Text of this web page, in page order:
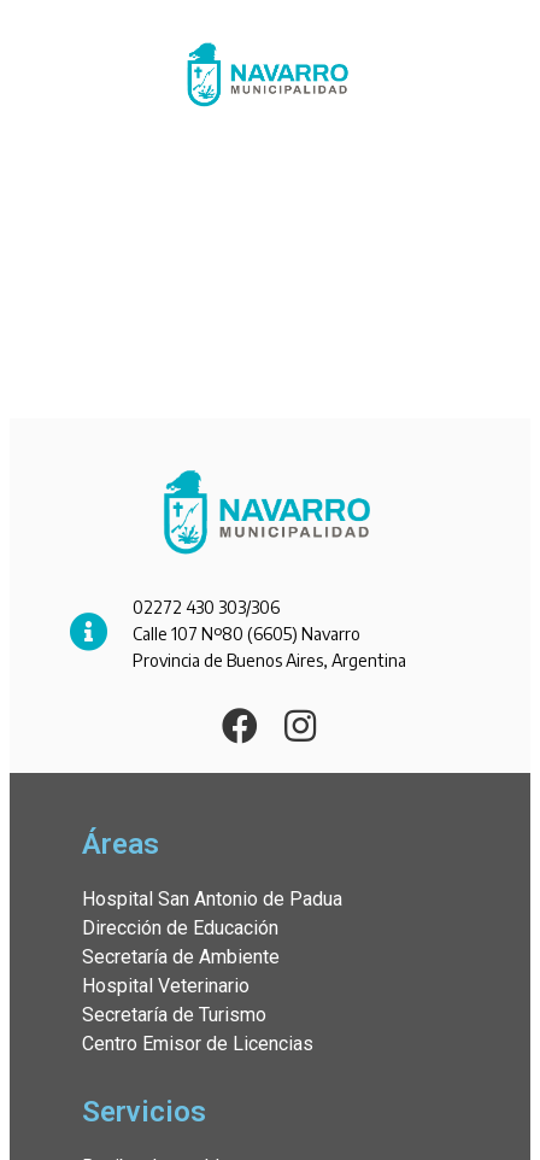
02272 430 303/306
Calle 107 Nº80 (6605) Navarro
Provincia de Buenos Aires, Argentina
Áreas
Hospital San Antonio de Padua
Dirección de Educación
Secretaría de Ambiente
Hospital Veterinario
Secretaría de Turismo
Centro Emisor de Licencias
Servicios